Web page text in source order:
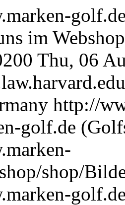
im Webshop
Thu, 06
http://
golf.de
shop/